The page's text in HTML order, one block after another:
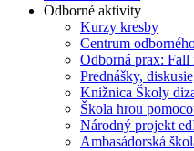
Odborné aktivity
Kurzy kresby
Centrum
Odborná prax:
Prednášky,
Knižnica Školy
Škola hrou
Národný projekt
Ambasádorská